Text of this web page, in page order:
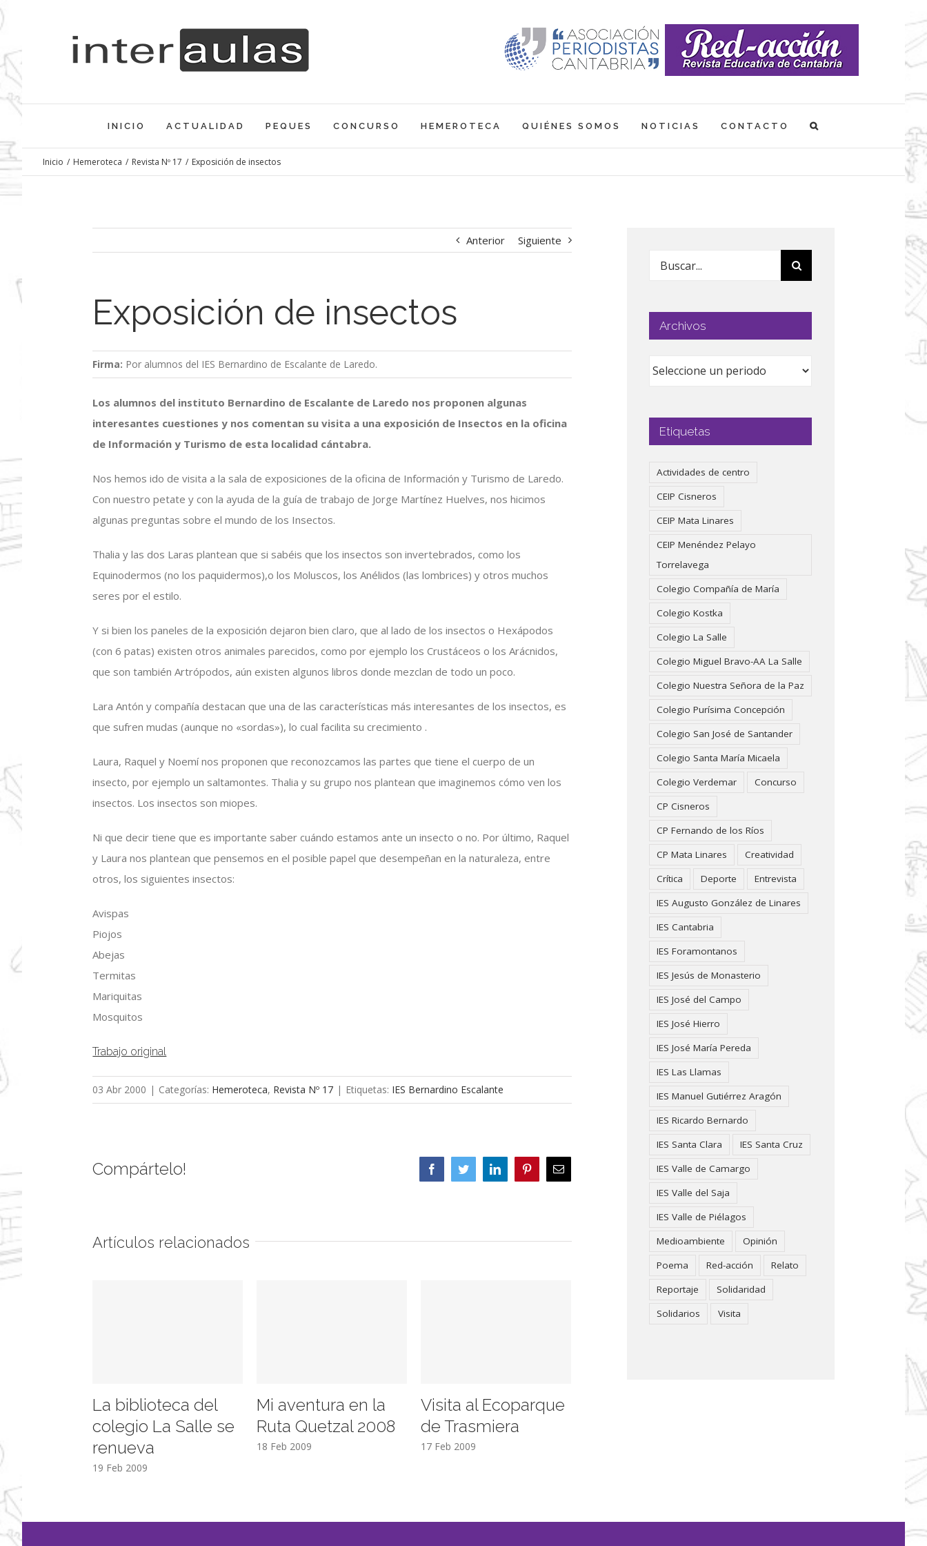
Saltar
al
contenido
INICIO ACTUALIDAD PEQUES CONCURSO HEMEROTECA QUIÉNES SOMOS NOTICIAS CONTACTO
Inicio / Hemeroteca / Revista Nº 17 / Exposición de insectos
Anterior Siguiente
Exposición de insectos
Firma: Por alumnos del IES Bernardino de Escalante de Laredo.
Los alumnos del instituto Bernardino de Escalante de Laredo nos proponen algunas
interesantes cuestiones y nos comentan su visita a una exposición de Insectos en la oficina
de Información y Turismo de esta localidad cántabra.
Nos hemos ido de visita a la sala de exposiciones de la oficina de Información y Turismo de Laredo.
Con nuestro petate y con la ayuda de la guía de trabajo de Jorge Martínez Huelves, nos hicimos
algunas preguntas sobre el mundo de los Insectos.
Thalia y las dos Laras plantean que si sabéis que los insectos son invertebrados, como los
Equinodermos (no los paquidermos),o los Moluscos, los Anélidos (las lombrices) y otros muchos
seres por el estilo.
Y si bien los paneles de la exposición dejaron bien claro, que al lado de los insectos o Hexápodos
(con 6 patas) existen otros animales parecidos, como por ejemplo los Crustáceos o los Arácnidos,
que son también Artrópodos, aún existen algunos libros donde mezclan de todo un poco.
Lara Antón y compañía destacan que una de las características más interesantes de los insectos, es
que sufren mudas (aunque no «sordas»), lo cual facilita su crecimiento .
Laura, Raquel y Noemí nos proponen que reconozcamos las partes que tiene el cuerpo de un
insecto, por ejemplo un saltamontes. Thalia y su grupo nos plantean que imaginemos cómo ven los
insectos. Los insectos son miopes.
Ni que decir tiene que es importante saber cuándo estamos ante un insecto o no. Por último, Raquel
y Laura nos plantean que pensemos en el posible papel que desempeñan en la naturaleza, entre
otros, los siguientes insectos:
Avispas
Piojos
Abejas
Termitas
Mariquitas
Mosquitos
Trabajo original
03 Abr 2000 | Categorías: Hemeroteca, Revista Nº 17 | Etiquetas: IES Bernardino Escalante
Compártelo! FacebookTwitterLinkedIn PinterestCorreo
electrónico
Artículos relacionados
La biblioteca del
colegio La Salle se
renueva
19 Feb 2009
Mi aventura en la
Ruta Quetzal 2008
18 Feb 2009
Visita al Ecoparque
de Trasmiera
17 Feb 2009
Buscar:
Archivos
Etiquetas
Actividades de centro
CEIP Cisneros
CEIP Mata Linares
CEIP Menéndez Pelayo
Torrelavega
Colegio Compañía de María
Colegio Kostka
Colegio La Salle
Colegio Miguel Bravo-AA La Salle
Colegio Nuestra Señora de la Paz
Colegio Purísima Concepción
Colegio San José de Santander
Colegio Santa María Micaela
Colegio Verdemar
Concurso
CP Cisneros
CP Fernando de los Ríos
CP Mata Linares
Creatividad
Crítica
Deporte
Entrevista
IES Augusto González de Linares
IES Cantabria
IES Foramontanos
IES Jesús de Monasterio
IES José del Campo
IES José Hierro
IES José María Pereda
IES Las Llamas
IES Manuel Gutiérrez Aragón
IES Ricardo Bernardo
IES Santa Clara
IES Santa Cruz
IES Valle de Camargo
IES Valle del Saja
IES Valle de Piélagos
Medioambiente
Opinión
Poema
Red-acción
Relato
Reportaje
Solidaridad
Solidarios
Visita